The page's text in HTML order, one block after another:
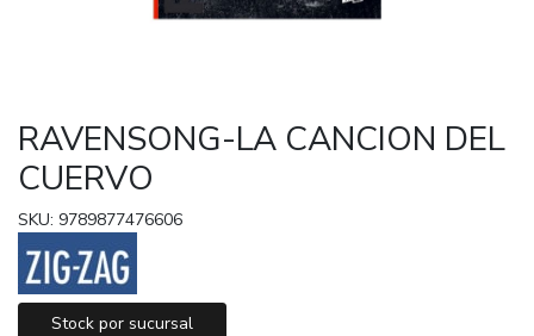
RAVENSONG-LA CANCION DEL
CUERVO
SKU: 9789877476606
Stock por sucursal